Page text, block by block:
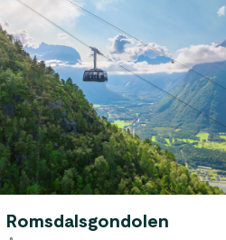
Romsdalsgondolen